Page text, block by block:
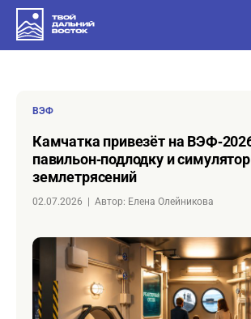
ВЭФ
Камчатка привезёт на ВЭФ‑2026
павильон‑подлодку и симулятор
землетрясений
02.07.2026 Автор: Елена Олейникова